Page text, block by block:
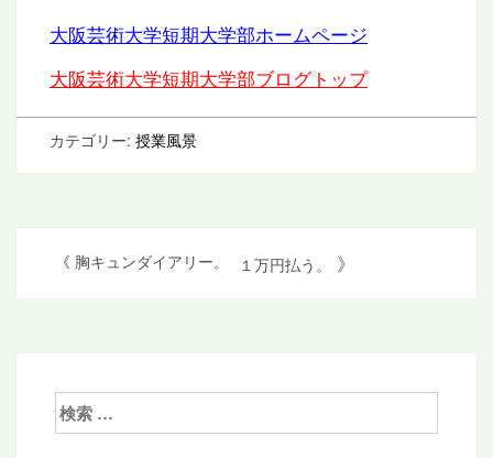
大阪芸術大学短期大学部ホームページ
大阪芸術大学短期大学部ブログトップ
カテゴリー: 授業風景
《 胸キュンダイアリー。 １万円払う。 》
検
索: